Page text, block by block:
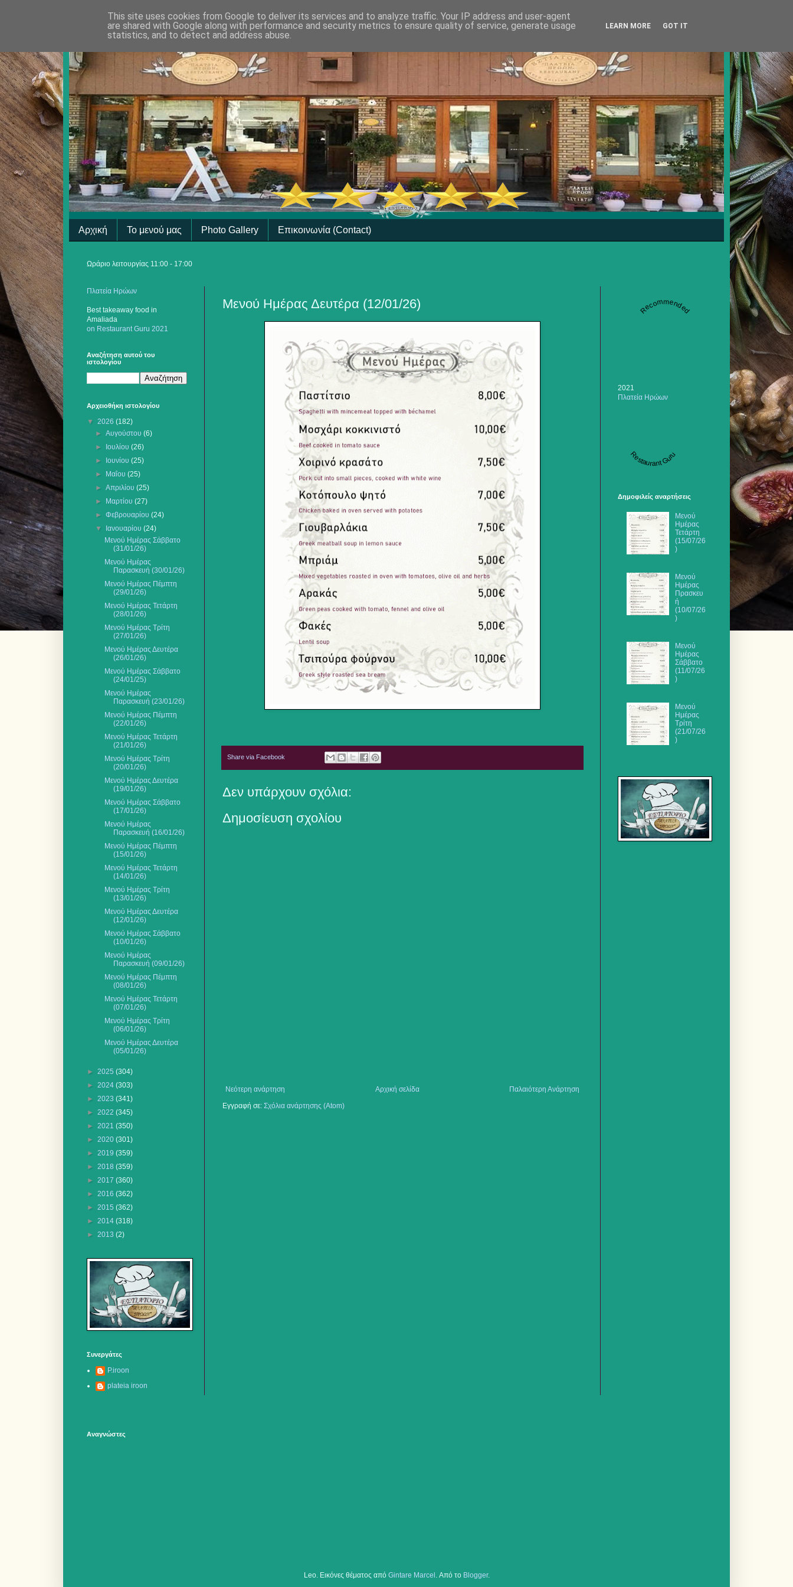
Αρχική Το μενού μας Photo Gallery Επικοινωνία (Contact)
Ωράριο λειτουργίας 11:00 - 17:00
Μενού Ημέρας Δευτέρα (12/01/26)
Share via Facebook
Δεν υπάρχουν σχόλια:
Δημοσίευση σχολίου
Νεότερη ανάρτηση Παλαιότερη Ανάρτηση
Αρχική σελίδα
Εγγραφή σε: Σχόλια ανάρτησης (Atom)
Πλατεία Ηρώων
Best takeaway food in
Amaliada
on Restaurant Guru 2021
Αναζήτηση αυτού του
ιστολογίου
Αρχειοθήκη ιστολογίου
▼ 2026 (182)
►Αυγούστου(6)
►
Ιουλίου(26)
►
Ιουνίου(25)
►
Μαΐου(25)
►Απριλίου(25)
►
Μαρτίου(27)
►Φεβρουαρίου(24)
▼
Ιανουαρίου(24)
Μενού Ημέρας Σάββατο
(31/01/26)
Μενού Ημέρας
Παρασκευή (30/01/26)
Μενού Ημέρας Πέμπτη
(29/01/26)
Μενού Ημέρας Τετάρτη
(28/01/26)
Μενού Ημέρας Τρίτη
(27/01/26)
Μενού Ημέρας Δευτέρα
(26/01/26)
Μενού Ημέρας Σάββατο
(24/01/25)
Μενού Ημέρας
Παρασκευή (23/01/26)
Μενού Ημέρας Πέμπτη
(22/01/26)
Μενού Ημέρας Τετάρτη
(21/01/26)
Μενού Ημέρας Τρίτη
(20/01/26)
Μενού Ημέρας Δευτέρα
(19/01/26)
Μενού Ημέρας Σάββατο
(17/01/26)
Μενού Ημέρας
Παρασκευή (16/01/26)
Μενού Ημέρας Πέμπτη
(15/01/26)
Μενού Ημέρας Τετάρτη
(14/01/26)
Μενού Ημέρας Τρίτη
(13/01/26)
Μενού Ημέρας Δευτέρα
(12/01/26)
Μενού Ημέρας Σάββατο
(10/01/26)
Μενού Ημέρας
Παρασκευή (09/01/26)
Μενού Ημέρας Πέμπτη
(08/01/26)
Μενού Ημέρας Τετάρτη
(07/01/26)
Μενού Ημέρας Τρίτη
(06/01/26)
Μενού Ημέρας Δευτέρα
(05/01/26)
► 2025 (304)
► 2024 (303)
► 2023 (341)
► 2022 (345)
► 2021 (350)
► 2020 (301)
► 2019 (359)
► 2018 (359)
► 2017 (360)
► 2016 (362)
► 2015 (362)
► 2014 (318)
► 2013 (2)
Συνεργάτες
P.iroon
plateia iroon
Recommended
2021
Πλατεία Ηρώων
Restaurant Guru
Δημοφιλείς αναρτήσεις
Μενού
Ημέρας
Τετάρτη
(15/07/26
)
Μενού
Ημέρας
Πρασκευ
ή
(10/07/26
)
Μενού
Ημέρας
Σάββατο
(11/07/26
)
Μενού
Ημέρας
Τρίτη
(21/07/26
)
Αναγνώστες
Leo. Εικόνες θέματος από Gintare Marcel . Από το Blogger.
This site uses cookies from Google to deliver its services and to analyze traffic. Your IP address and user-agent
are shared with Google along with performance and security metrics to ensure quality of service, generate usage
statistics, and to detect and address abuse.
LEARN MORE GOT IT